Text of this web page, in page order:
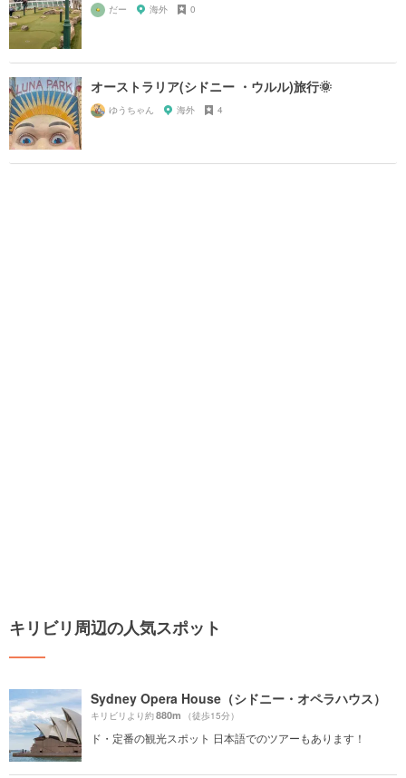
だー 海外 0
オーストラリア(シドニー ・ウルル)旅行🌞
ゆうちゃん 海外 4
キリビリ周辺の人気スポット
Sydney Opera House（シドニー・オペラハウス）
キリビリより約880m （徒歩15分）
ド・定番の観光スポット 日本語でのツアーもあります！